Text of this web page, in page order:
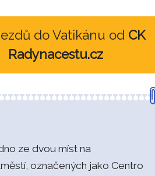
do Vatikánu od CK
Radynacestu.cz
ze dvou míst na
označených jako Centro